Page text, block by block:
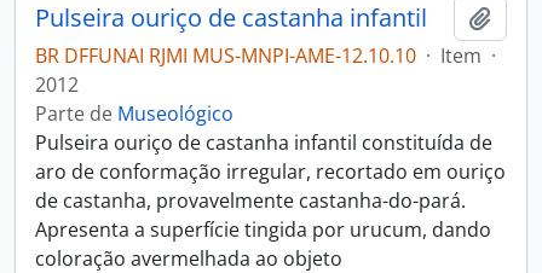
Pulseira ouriço de castanha infantil
BR DFFUNAI RJMI MUS-MNPI-AME-12.10.10 · Item ·
2012
Parte de Museológico
Pulseira ouriço de castanha infantil constituída de
aro de conformação irregular, recortado em ouriço
de castanha, provavelmente castanha-do-pará.
Apresenta a superfície tingida por urucum, dando
coloração avermelhada ao objeto